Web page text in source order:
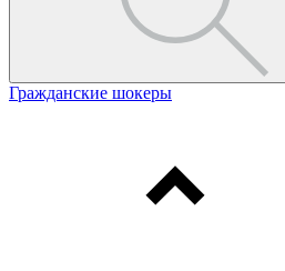
Гражданские шокеры